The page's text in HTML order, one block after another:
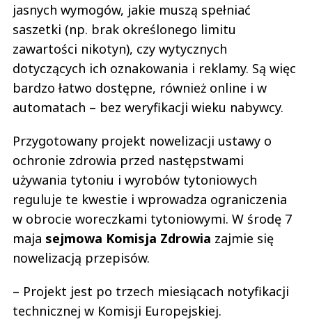
jasnych wymogów, jakie muszą spełniać
saszetki (np. brak określonego limitu
zawartości nikotyn), czy wytycznych
dotyczących ich oznakowania i reklamy. Są więc
bardzo łatwo dostępne, również online i w
automatach – bez weryfikacji wieku nabywcy.
Przygotowany projekt nowelizacji ustawy o
ochronie zdrowia przed następstwami
używania tytoniu i wyrobów tytoniowych
reguluje te kwestie i wprowadza ograniczenia
w obrocie woreczkami tytoniowymi. W środę 7
maja sejmowa Komisja Zdrowia zajmie się
nowelizacją przepisów.
– Projekt jest po trzech miesiącach notyfikacji
technicznej w Komisji Europejskiej.